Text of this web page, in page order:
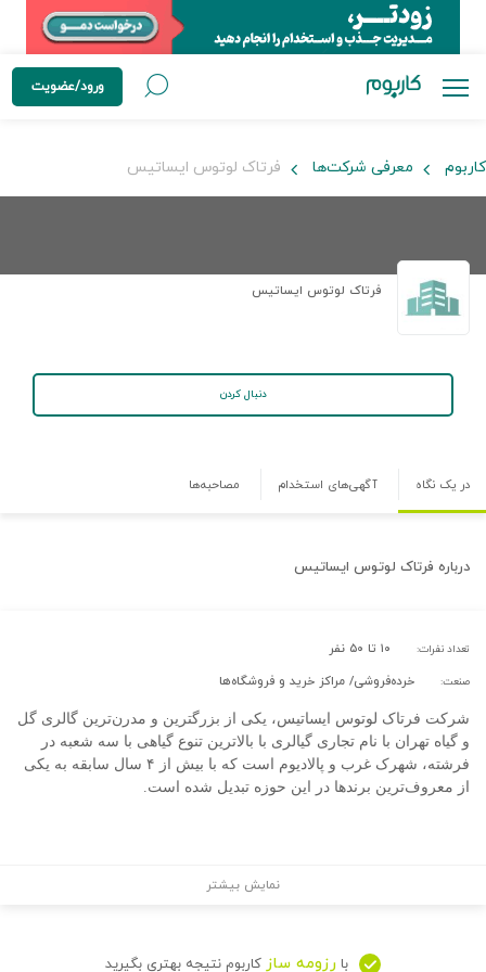
ورود/عضویت
کاربوم معرفی شرکت‌ها فرتاک لوتوس ایساتیس
فرتاک لوتوس ایساتیس
دنبال کردن
در یک نگاه آگهی‌های استخدام مصاحبه‌ها
درباره فرتاک لوتوس ایساتیس
تعداد نفرات: ۱۰ تا ۵۰ نفر
صنعت: خرده‌فروشی/ مراکز خرید و فروشگاه‌ها
شرکت فرتاک لوتوس ایساتیس، یکی از بزرگترین و مدرن‌ترین گالری گل
و گیاه تهران با نام تجاری گیالری با بالاترین تنوع گیاهی با سه شعبه در
فرشته، شهرک غرب و پالادیوم است که با بیش از ۴ سال سابقه به یکی
از معروف‌ترین برندها در این حوزه تبدیل شده است.
نمایش بیشتر
با رزومه ساز کاربوم نتیجه بهتری بگیرید